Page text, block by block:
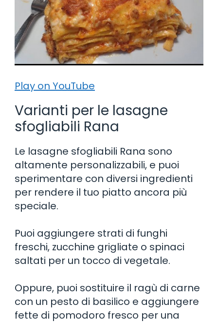
Play on YouTube
Varianti per le lasagne
sfogliabili Rana
Le lasagne sfogliabili Rana sono
altamente personalizzabili, e puoi
sperimentare con diversi ingredienti
per rendere il tuo piatto ancora più
speciale.
Puoi aggiungere strati di funghi
freschi, zucchine grigliate o spinaci
saltati per un tocco di vegetale.
Oppure, puoi sostituire il ragù di carne
con un pesto di basilico e aggiungere
fette di pomodoro fresco per una